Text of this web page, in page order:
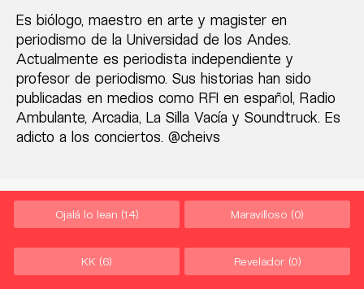
Es biólogo, maestro en arte y magister en
periodismo de la Universidad de los Andes.
Actualmente es periodista independiente y
profesor de periodismo. Sus historias han sido
publicadas en medios como RFI en español, Radio
Ambulante, Arcadia, La Silla Vacía y Soundtruck. Es
adicto a los conciertos. @cheivs
Ojalá lo lean (14) Maravilloso (0)
KK (6) Revelador (0)